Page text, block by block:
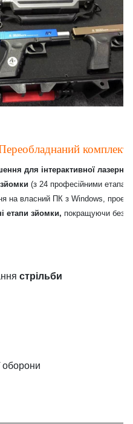
комплект
для інтерактивної
(з 24 професійними
на власний ПК з Windows,
етапи зйомки, покращуючи
стрільби
оборони